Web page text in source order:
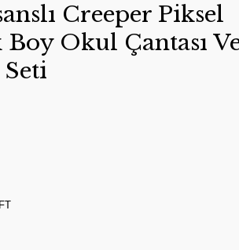
Creeper Piksel
Okul Çantası